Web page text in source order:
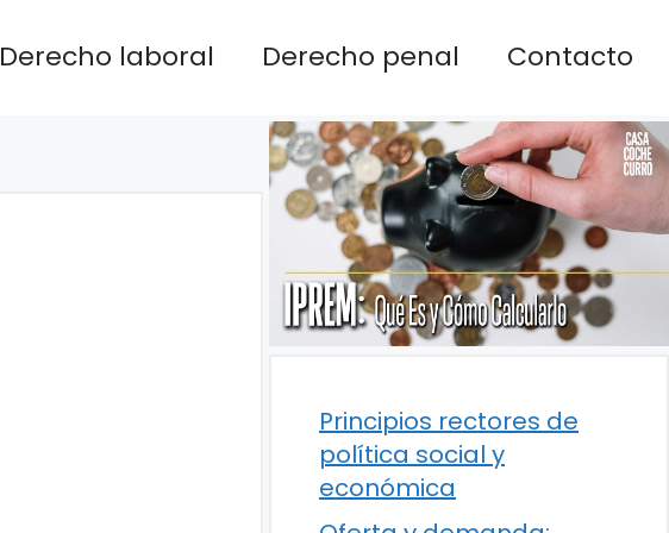
Derecho laboral Derecho penal Contacto
Principios rectores de
política social y
económica